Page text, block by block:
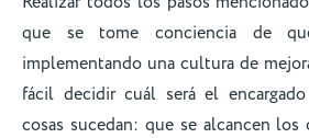
que se tome conciencia de
implementando una cultura de
fácil decidir cuál será el
cosas sucedan: que se alcancen